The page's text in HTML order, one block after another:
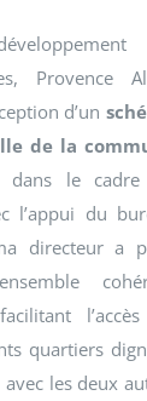
Provence
d’un
de la
le
l’appui du
directeur a
quartiers
les deux